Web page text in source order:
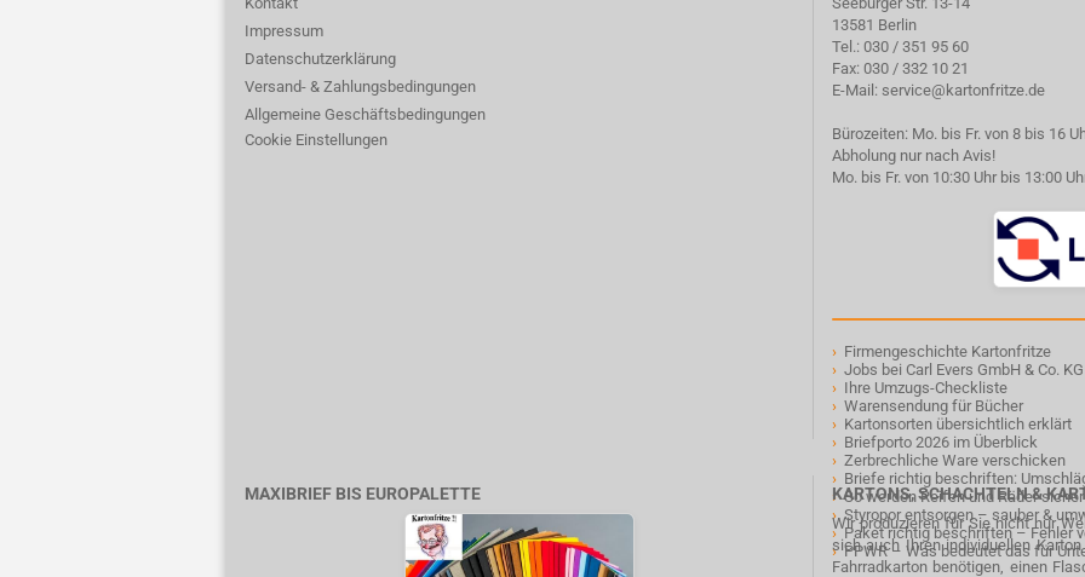
Impressum
Datenschutzerklärung
Versand- & Zahlungsbedingungen
Allgemeine Geschäftsbedingungen
Cookie Einstellungen
13581 Berlin
Tel.: 030 / 351 95 60
Fax: 030 / 332 10 21
E-Mail: service@kartonfritze.de
Bürozeiten: Mo. bis Fr. von 8 bis 16
Abholung nur nach Avis!
Mo. bis Fr. von 10:30 Uhr bis 13:00
› Firmengeschichte Kartonfritze
› Jobs bei Carl Evers GmbH & Co. KG
› Ihre Umzugs-Checkliste
› Warensendung für Bücher
› Kartonsorten übersichtlich erklärt
› Briefporto 2026 im Überblick
› Zerbrechliche Ware verschicken
› Briefe richtig beschriften:
› So werden Reifen und Räder
› Styropor entsorgen – sauber &
› Paket richtig beschriften – Fehler
› PPWR – Was bedeutet das für
MAXIBRIEF BIS EUROPALETTE KARTONS, SCHACHTELN &
Wir produzieren für Sie nicht nur
sich auch Ihren individuellen
Fahrradkarton benötigen, einen